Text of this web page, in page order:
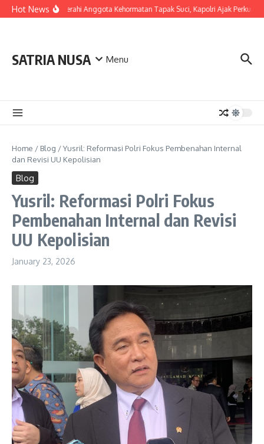
Skip to content
Hot NewsLDianugerahi Anggota Kehormatan Tapak Suci, Kapolri Ajak Perkuat
SATRIA NUSA Menu
Home / Blog /Yusril: Reformasi Polri Fokus Pembenahan Internal
dan Revisi UU Kepolisian
Blog
Yusril: Reformasi Polri Fokus
Pembenahan Internal dan Revisi
UU Kepolisian
January 23, 2026